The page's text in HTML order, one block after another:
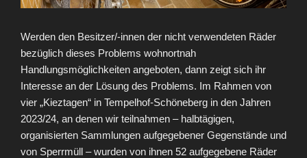
Werden den Besitzer/-innen der nicht verwendeten Räder
bezüglich dieses Problems wohnortnah
Handlungsmöglichkeiten angeboten, dann zeigt sich ihr
Interesse an der Lösung des Problems. Im Rahmen von
vier „Kieztagen“ in Tempelhof-Schöneberg in den Jahren
2023/24, an denen wir teilnahmen – halbtägigen,
organisierten Sammlungen aufgegebener Gegenstände und
von Sperrmüll – wurden von ihnen 52 aufgegebene Räder